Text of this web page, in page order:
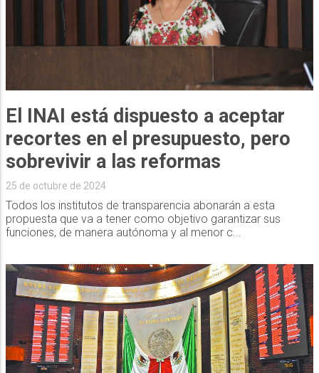
El INAI está dispuesto a aceptar
recortes en el presupuesto, pero
sobrevivir a las reformas
25 de octubre de 2024
Todos los institutos de transparencia abonarán a esta
propuesta que va a tener como objetivo garantizar sus
funciones, de manera autónoma y al menor c...